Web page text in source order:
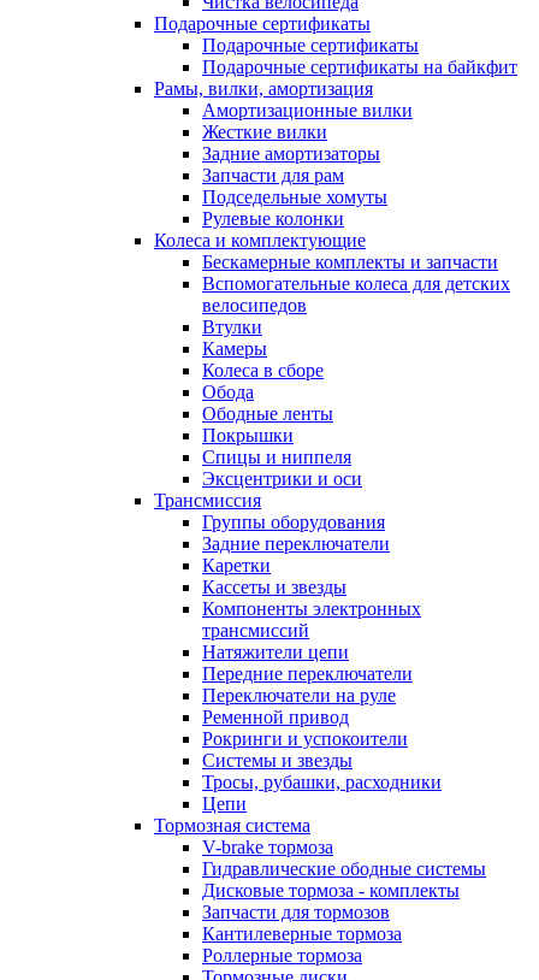
Подарочные сертификаты
Подарочные сертификаты
Подарочные сертификаты на байкфит
Рамы, вилки, амортизация
Амортизационные вилки
Жесткие вилки
Задние амортизаторы
Запчасти для рам
Подседельные хомуты
Рулевые колонки
Колеса и комплектующие
Бескамерные комплекты и запчасти
Вспомогательные колеса для детских
велосипедов
Втулки
Камеры
Колеса в сборе
Обода
Ободные ленты
Покрышки
Спицы и ниппеля
Эксцентрики и оси
Трансмиссия
Группы оборудования
Задние переключатели
Каретки
Кассеты и звезды
Компоненты электронных
трансмиссий
Натяжители цепи
Передние переключатели
Переключатели на руле
Ременной привод
Рокринги и успокоители
Системы и звезды
Тросы, рубашки, расходники
Цепи
Тормозная система
V-brake тормоза
Гидравлические ободные системы
Дисковые тормоза - комплекты
Запчасти для тормозов
Кантилеверные тормоза
Роллерные тормоза